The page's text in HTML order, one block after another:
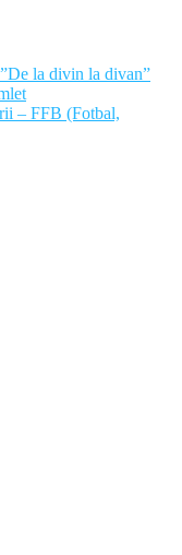
la divin la divan”
– FFB (Fotbal,